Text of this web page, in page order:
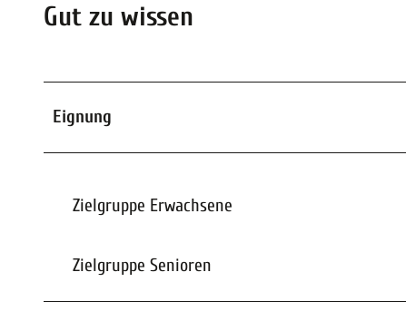
Gut zu wissen
Eignung
Zielgruppe Erwachsene
Zielgruppe Senioren